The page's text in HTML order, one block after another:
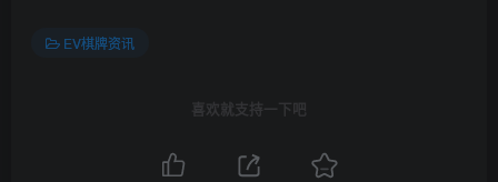
EV棋牌资讯
喜欢就支持一下吧